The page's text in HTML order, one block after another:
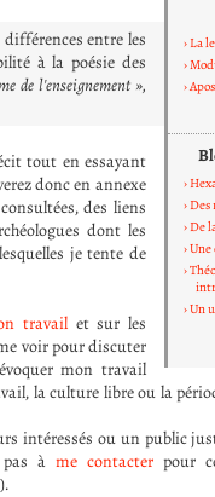
La
Des
De
Un
entre les
à la poésie des
de l'enseignement »,
tout en essayant
donc en annexe
des liens
dont les
je tente de
travail et sur les
voir pour discuter
mon travail
la culture libre ou la
intéressés ou un public
pas àme contacter pour